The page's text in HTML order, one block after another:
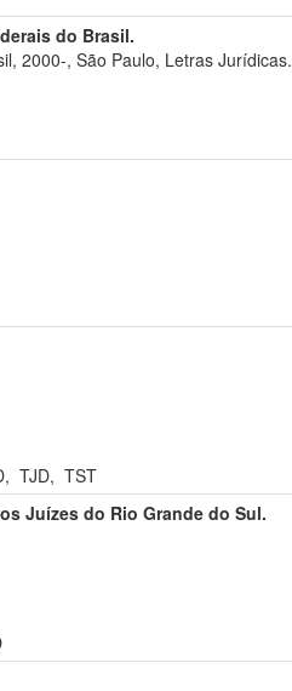
do Brasil.
2000-, São Paulo, Letras Jurídicas.
, TJD, TST
Juízes do Rio Grande do Sul.